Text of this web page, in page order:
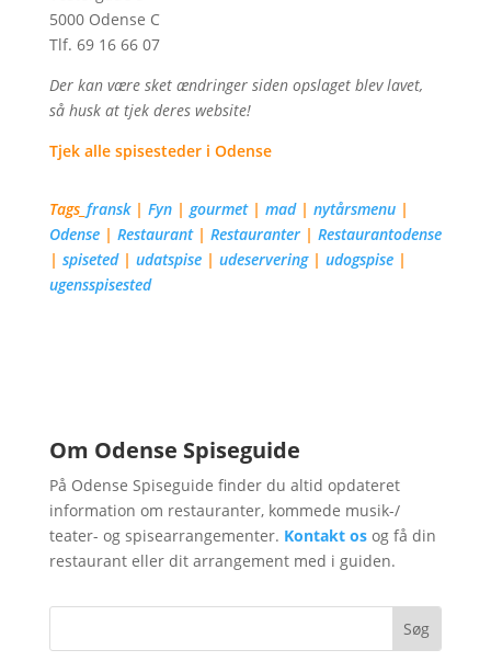
5000 Odense C
Tlf. 69 16 66 07
Der kan være sket ændringer siden opslaget blev lavet,
så husk at tjek deres website!
Tjek alle spisesteder i Odense
Tags_ fransk| Fyn| gourmet| mad| nytårsmenu|
Odense| Restaurant| Restauranter| Restaurantodense
| spiseted| udatspise| udeservering| udogspise|
ugensspisested
Om Odense Spiseguide
På Odense Spiseguide finder du altid opdateret
information om restauranter, kommede musik-/
teater- og spisearrangementer. Kontakt os og få din
restaurant eller dit arrangement med i guiden.